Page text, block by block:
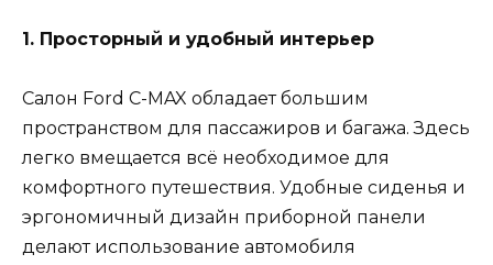
1. Просторный и удобный интерьер
Салон Ford C-MAX обладает большим
пространством для пассажиров и багажа. Здесь
легко вмещается всё необходимое для
комфортного путешествия. Удобные сиденья и
эргономичный дизайн приборной панели
делают использование автомобиля